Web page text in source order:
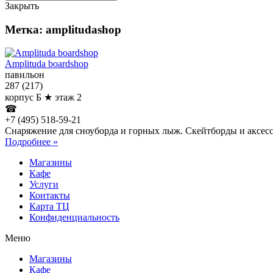
Закрыть
Метка: amplitudashop
Amplituda boardshop
павильон
287 (217)
корпус Б ★ этаж 2
☎
+7 (495) 518-59-21
Снаряжение для сноуборда и горных лыж. Скейтборды и
Подробнее »
Магазины
Кафе
Услуги
Контакты
Карта ТЦ
Конфиденциальность
Меню
Магазины
Кафе